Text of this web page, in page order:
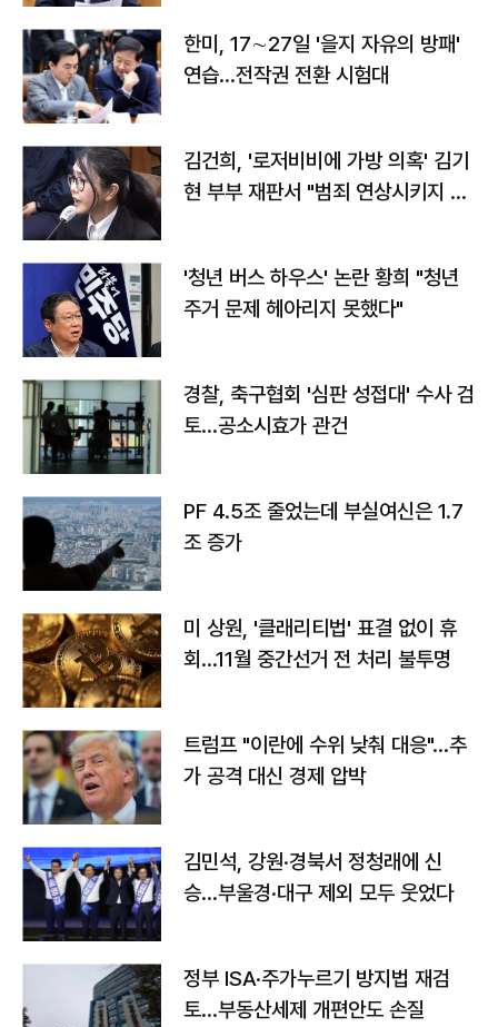
한미, 17∼27일 '을지 자유의 방패'
연습…전작권 전환 시험대
김건희, '로저비비에 가방 의혹' 김기
현 부부 재판서 "범죄 연상시키지 말
'청년 버스 하우스' 논란 황희 "청년
주거 문제 헤아리지 못했다"
경찰, 축구협회 '심판 성접대' 수사 검
토…공소시효가 관건
PF 4.5조 줄었는데 부실여신은 1.7
조 증가
미 상원, '클래리티법' 표결 없이 휴
회…11월 중간선거 전 처리 불투명
트럼프 "이란에 수위 낮춰 대응"…추
가 공격 대신 경제 압박
김민석, 강원·경북서 정청래에 신
승…부울경·대구 제외 모두 웃었다
정부 ISA·주가누르기 방지법 재검
토…부동산세제 개편안도 손질